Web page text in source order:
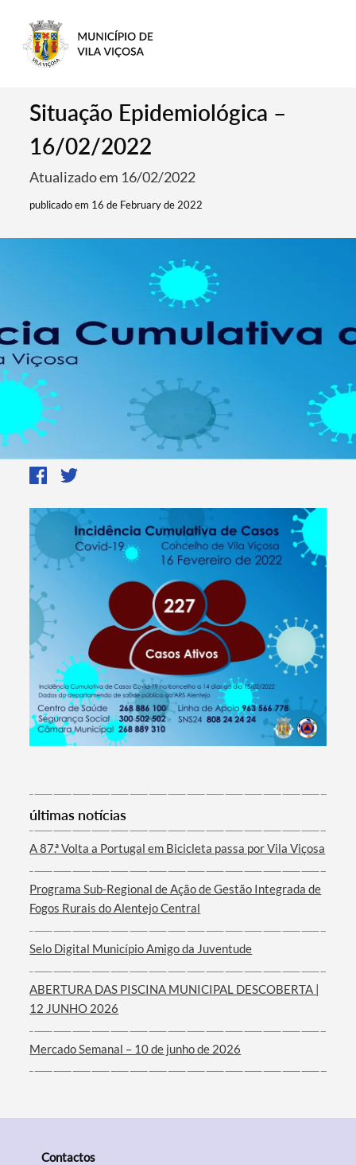
Categorias gerais
Filtros
Situação Epidemiológica –
16/02/2022
Atualizado em 16/02/2022
publicado em 16 de February de 2022
últimas notícias
A 87.ª Volta a Portugal em Bicicleta passa por Vila Viçosa
Programa Sub-Regional de Ação de Gestão Integrada de
Fogos Rurais do Alentejo Central
Selo Digital Município Amigo da Juventude
ABERTURA DAS PISCINA MUNICIPAL DESCOBERTA |
12 JUNHO 2026
Mercado Semanal – 10 de junho de 2026
Contactos